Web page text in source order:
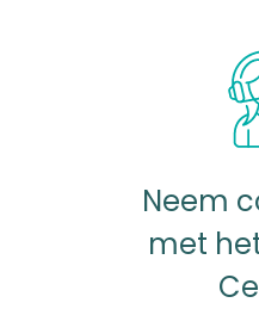
Neem
met